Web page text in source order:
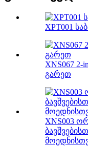
XPT001
XNS067 2-
გარეთ
XNS003